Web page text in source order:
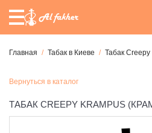
Главная Табак в Киеве Табак Creepy
Вернуться в каталог
ТАБАК CREEPY KRAMPUS